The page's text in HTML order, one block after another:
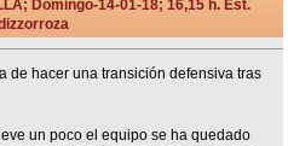
Domingo-14-01-18; 16,15 h. Est.
de hacer una transición defensiva tras
un poco el equipo se ha quedado